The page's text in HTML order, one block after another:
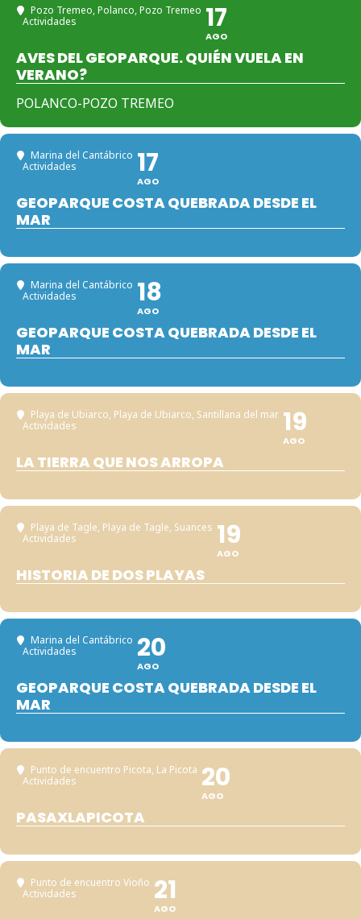
Pozo Tremeo, Polanco, Pozo Tremeo
Actividades
17
AGO
AVES DEL GEOPARQUE. QUIÉN VUELA EN
VERANO?
POLANCO-POZO TREMEO
Marina del Cantábrico
Actividades
17
AGO
GEOPARQUE COSTA QUEBRADA DESDE EL
MAR
Marina del Cantábrico
Actividades
18
AGO
GEOPARQUE COSTA QUEBRADA DESDE EL
MAR
Playa de Ubiarco, Playa de Ubiarco, Santillana del mar
Actividades
19
AGO
LA TIERRA QUE NOS ARROPA
Playa de Tagle, Playa de Tagle, Suances
Actividades
19
AGO
HISTORIA DE DOS PLAYAS
Marina del Cantábrico
Actividades
20
AGO
GEOPARQUE COSTA QUEBRADA DESDE EL
MAR
Punto de encuentro Picota, La Picota
Actividades
20
AGO
PASAXLAPICOTA
Punto de encuentro Vioño
Actividades
21
AGO